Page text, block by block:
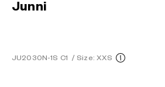
Junni
JU2030N-1S C1 / Size: XXS